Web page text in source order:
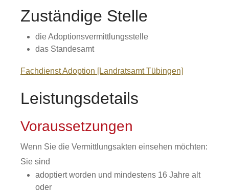
Zuständige Stelle
die Adoptionsvermittlungsstelle
das Standesamt
Fachdienst Adoption [Landratsamt Tübingen]
Leistungsdetails
Voraussetzungen
Wenn Sie die Vermittlungsakten einsehen möchten:
Sie sind
adoptiert worden und mindestens 16 Jahre alt
oder